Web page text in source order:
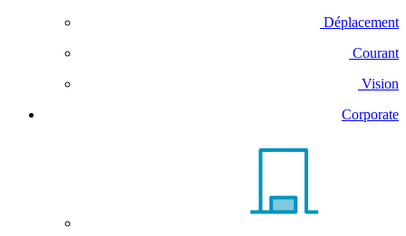
Déplacement
Courant
Vision
Corporate